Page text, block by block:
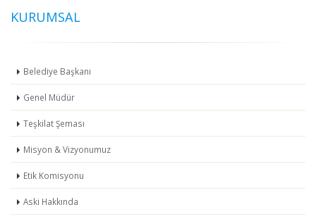
KURUMSAL
Belediye Başkanı
Genel Müdür
Teşkilat Şeması
Misyon & Vizyonumuz
Etik Komisyonu
Aski Hakkında